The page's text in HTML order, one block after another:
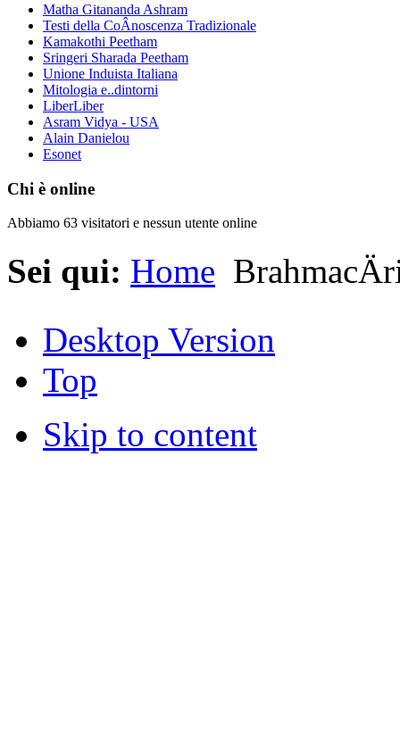
Matha Gitananda Ashram
Testi della CoÂ­noscenza Tradizionale
Kamakothi Peetham
Sringeri Sharada Peetham
Unione Induista Italiana
Mitologia e..dintorni
LiberLiber
Asram Vidya - USA
Alain Danielou
Esonet
Chi è online
Abbiamo 63 visitatori e nessun utente online
Sei qui: Home
Desktop Version
Top
Skip to content